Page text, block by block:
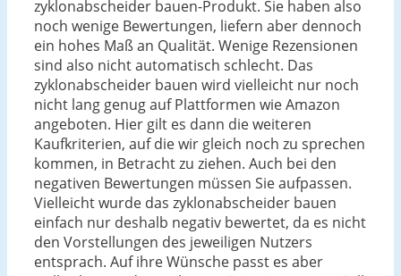
zyklonabscheider bauen-Produkt. Sie haben also
noch wenige Bewertungen, liefern aber dennoch
ein hohes Maß an Qualität. Wenige Rezensionen
sind also nicht automatisch schlecht. Das
zyklonabscheider bauen wird vielleicht nur noch
nicht lang genug auf Plattformen wie Amazon
angeboten. Hier gilt es dann die weiteren
Kaufkriterien, auf die wir gleich noch zu sprechen
kommen, in Betracht zu ziehen. Auch bei den
negativen Bewertungen müssen Sie aufpassen.
Vielleicht wurde das zyklonabscheider bauen
einfach nur deshalb negativ bewertet, da es nicht
den Vorstellungen des jeweiligen Nutzers
entsprach. Auf ihre Wünsche passt es aber